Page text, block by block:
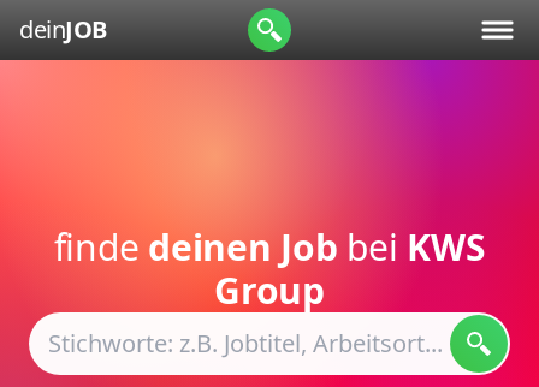
deinJOB
finde deinen Job bei KWS
Group